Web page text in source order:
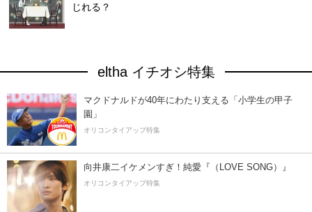
じれる？
eltha イチオシ特集
マクドナルドが40年にわたり支える「小学生の甲子
園」
オリコンタイアップ特集
向井康二イケメンすぎ！純愛『（LOVE SONG）』
オリコンタイアップ特集